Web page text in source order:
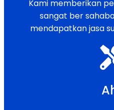
Kami memberikan
sangat ber
mendapatkan jasa